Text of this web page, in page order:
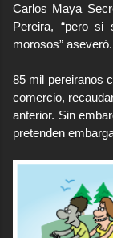
Carlos Maya
Pereira, “pero si
morosos” aseveró.
85 mil pereiranos
comercio,
anterior. Sin
pretenden